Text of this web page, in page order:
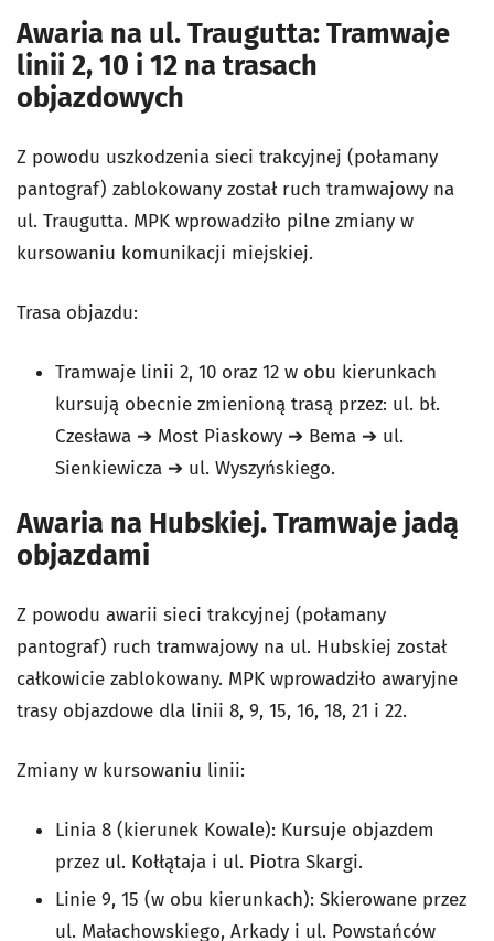
Awaria na ul. Traugutta: Tramwaje
linii 2, 10 i 12 na trasach
objazdowych
Z powodu uszkodzenia sieci trakcyjnej (połamany
pantograf) zablokowany został ruch tramwajowy na
ul. Traugutta. MPK wprowadziło pilne zmiany w
kursowaniu komunikacji miejskiej.
Trasa objazdu:
Tramwaje linii 2, 10 oraz 12 w obu kierunkach
kursują obecnie zmienioną trasą przez: ul. bł.
Czesława ➔ Most Piaskowy ➔ Bema ➔ ul.
Sienkiewicza ➔ ul. Wyszyńskiego.
Awaria na Hubskiej. Tramwaje jadą
objazdami
Z powodu awarii sieci trakcyjnej (połamany
pantograf) ruch tramwajowy na ul. Hubskiej został
całkowicie zablokowany. MPK wprowadziło awaryjne
trasy objazdowe dla linii 8, 9, 15, 16, 18, 21 i 22.
Zmiany w kursowaniu linii:
Linia 8 (kierunek Kowale): Kursuje objazdem
przez ul. Kołłątaja i ul. Piotra Skargi.
Linie 9, 15 (w obu kierunkach): Skierowane przez
ul. Małachowskiego, Arkady i ul. Powstańców